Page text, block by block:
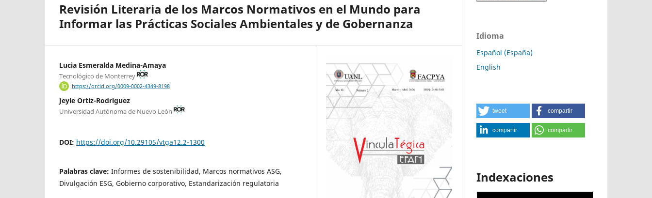
Revisión Literaria de los Marcos Normativos en el Mundo para
Informar las Prácticas Sociales Ambientales y de Gobernanza
Lucia Esmeralda Medina-Amaya
Tecnológico de Monterrey
https://orcid.org/0009-0002-4349-8198
Jeyle Ortíz-Rodríguez
Universidad Autónoma de Nuevo León
DOI: https://doi.org/10.29105/vtga12.2-1300
Palabras clave: Informes de sostenibilidad, Marcos normativos ASG,
Divulgación ESG, Gobierno corporativo, Estandarización regulatoria
Idioma
Español (España)
English
tweet compartir
compartir compartir
Indexaciones